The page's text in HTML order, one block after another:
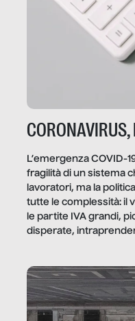
L’emergenza COVID-
fragilità di un sistema
lavoratori, ma la
tutte le complessità: il
le partite IVA grandi,
disperate,